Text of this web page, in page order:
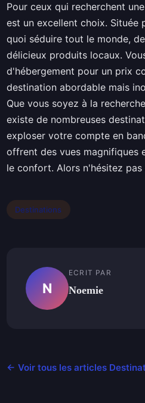
Pour ceux qui recherchent
est un excellent choix. Située
quoi séduire tout le monde,
délicieux produits locaux.
d'hébergement pour un prix
destination abordable mais
Que vous soyez à la
existe de nombreuses
exploser votre compte en
offrent des vues magnifiques
le confort. Alors n'hésitez
Destinations
N
ECRIT PAR
Noemie
← Voir tous les articles